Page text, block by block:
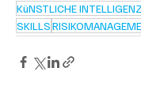
KüNSTLICHE INTELLIGENZ
SKILLS